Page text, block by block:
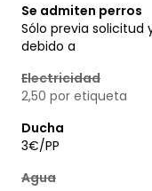
Se admiten perros
Sólo previa solicitud
debido a
Electricidad
2,50 por etiqueta
Ducha
3€/PP
Agua